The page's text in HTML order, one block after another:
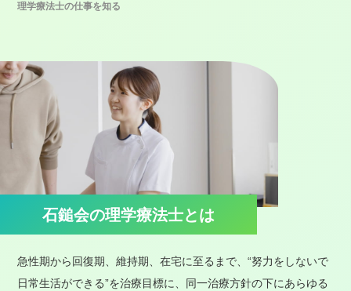
理学療法士の仕事を知る
石鎚会の理学療法士とは
急性期から回復期、維持期、在宅に至るまで、“努力をしないで
日常生活ができる”を治療目標に、同一治療方針の下にあらゆる